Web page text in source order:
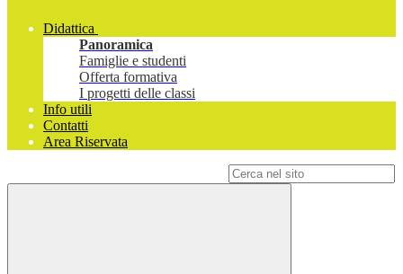
Didattica
Panoramica
Famiglie e studenti
Offerta formativa
I progetti delle classi
Info utili
Contatti
Area Riservata